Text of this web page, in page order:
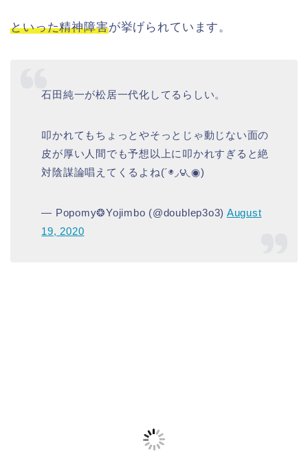
といった精神障害が挙げられています。
石田純一が松居一代化してるらしい。
叩かれてもちょっとやそっとじゃ動じない面の
皮が厚い人間でも予想以上に叩かれすぎると絶
対陰謀論唱えてくるよね(´◉◞౪◟◉)
— Popomy❂Yojimbo (@doublep3o3) August
19, 2020